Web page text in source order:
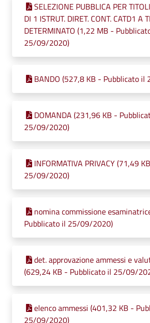
SELEZIONE PUBBLICA PER
DI 1 ISTRUT. DIRET. CONT. CATD1 A
DETERMINATO (1,22 MB -
25/09/2020)
BANDO (527,8 KB - Pubblicato
DOMANDA (231,96 KB -
25/09/2020)
INFORMATIVA PRIVACY (71,49
25/09/2020)
nomina commissione
Pubblicato il 25/09/2020)
det. approvazione ammessi e
(629,24 KB - Pubblicato il 25/09/
elenco ammessi (401,32 KB -
25/09/2020)